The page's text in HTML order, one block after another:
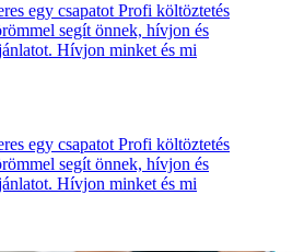
egy csapatot Profi költöztetés
segít önnek, hívjon és
Hívjon minket és mi
egy csapatot Profi költöztetés
segít önnek, hívjon és
Hívjon minket és mi